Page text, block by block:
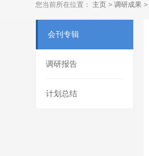
您当前所在位置： 主页 > 调研成果 >
会刊专辑
调研报告
计划总结